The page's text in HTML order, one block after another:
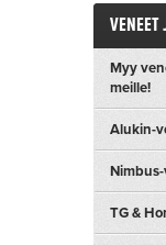
VENEET
Myy
meille!
Alukin-
TG &